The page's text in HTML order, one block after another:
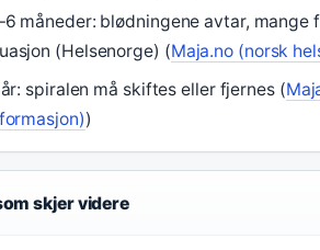
måneder: blødningene avtar, mange
(Helsenorge) (Maja.no (norsk
spiralen må skiftes eller fjernes (
)
skjer videre